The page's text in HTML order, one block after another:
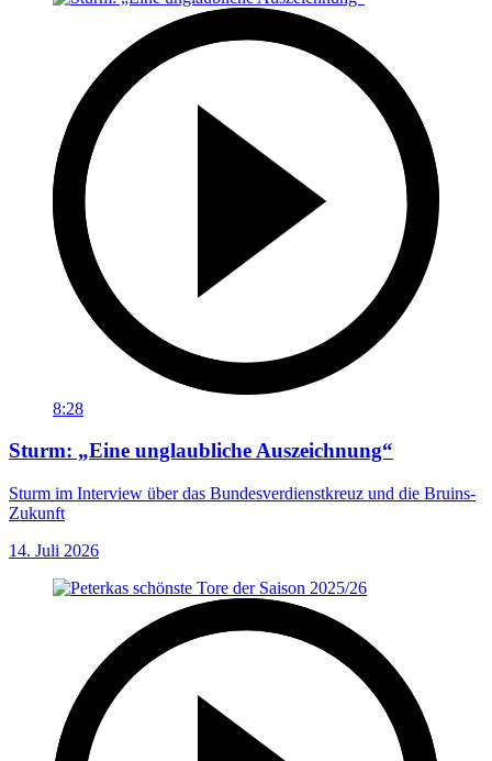
8:28
Sturm: „Eine unglaubliche Auszeichnung“
Sturm im Interview über das Bundesverdienstkreuz und die Bruins-
Zukunft
14. Juli 2026